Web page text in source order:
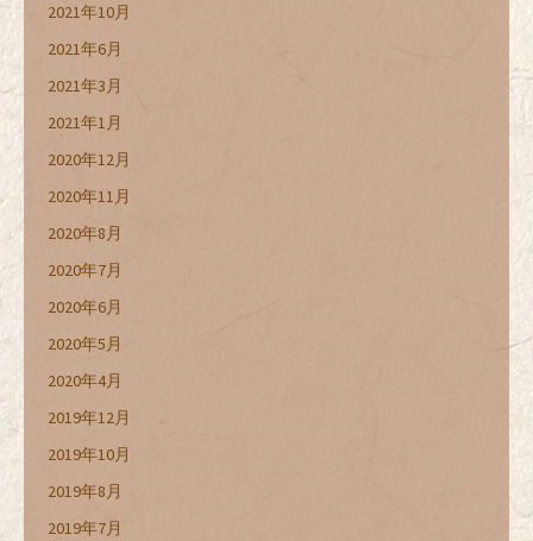
2021年10月
2021年6月
2021年3月
2021年1月
2020年12月
2020年11月
2020年8月
2020年7月
2020年6月
2020年5月
2020年4月
2019年12月
2019年10月
2019年8月
2019年7月